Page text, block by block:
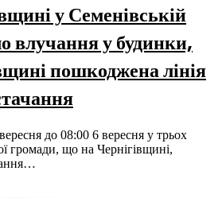
у Семенівській
влучання у будинки,
пошкоджена лінія
до 08:00 6 вересня у трьох
громади, що на Чернігівщині,